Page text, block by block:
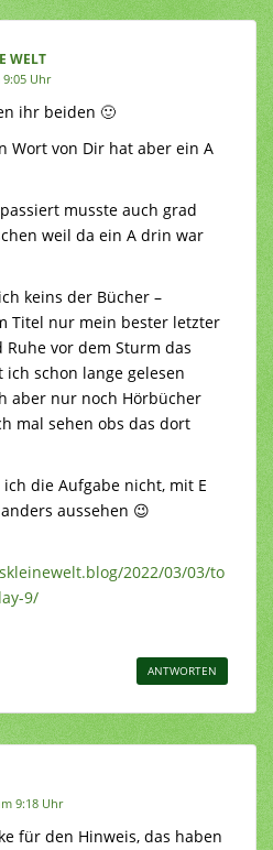
WELT
9:05 Uhr
ihr beiden 🙂
Wort von Dir hat aber ein A
musste auch grad
weil da ein A drin war
keins der Bücher –
Titel nur mein bester letzter
Ruhe vor dem Sturm das
ich schon lange gelesen
aber nur noch Hörbücher
mal sehen obs das dort
die Aufgabe nicht, mit E
aussehen 😉
2022/03/03/to
9/
ANTWORTEN
9:18 Uhr
für den Hinweis, das haben